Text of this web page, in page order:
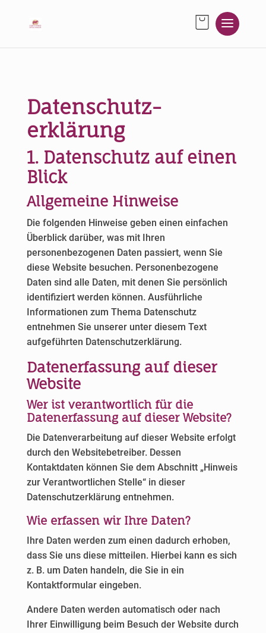
Datenschutz­
erklärung
1. Datenschutz auf einen
Blick
Allgemeine Hinweise
Die folgenden Hinweise geben einen einfachen
Überblick darüber, was mit Ihren
personenbezogenen Daten passiert, wenn Sie
diese Website besuchen. Personenbezogene
Daten sind alle Daten, mit denen Sie persönlich
identifiziert werden können. Ausführliche
Informationen zum Thema Datenschutz
entnehmen Sie unserer unter diesem Text
aufgeführten Datenschutzerklärung.
Datenerfassung auf dieser
Website
Wer ist verantwortlich für die
Datenerfassung auf dieser Website?
Die Datenverarbeitung auf dieser Website erfolgt
durch den Websitebetreiber. Dessen
Kontaktdaten können Sie dem Abschnitt „Hinweis
zur Verantwortlichen Stelle“ in dieser
Datenschutzerklärung entnehmen.
Wie erfassen wir Ihre Daten?
Ihre Daten werden zum einen dadurch erhoben,
dass Sie uns diese mitteilen. Hierbei kann es sich
z. B. um Daten handeln, die Sie in ein
Kontaktformular eingeben.
Andere Daten werden automatisch oder nach
Ihrer Einwilligung beim Besuch der Website durch